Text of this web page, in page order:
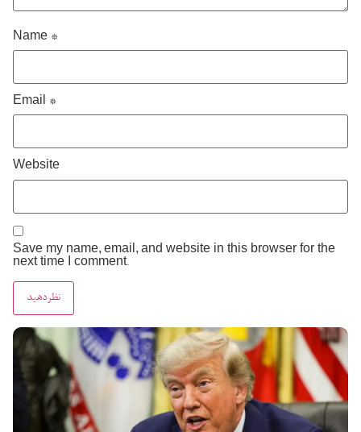
Name *
Email *
Website
Save my name, email, and website in this browser for the
next time I comment.